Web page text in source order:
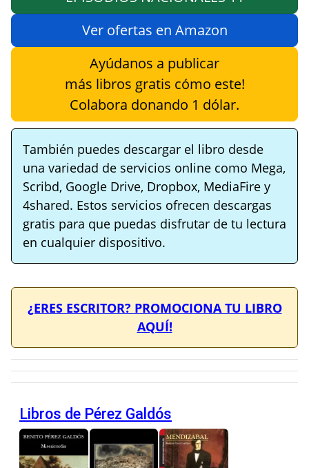
Ver ofertas en Amazon
Ayúdanos a publicar
más libros gratis cómo este!
Colabora donando 1 dólar.
También puedes descargar el libro desde
una variedad de servicios online como Mega,
Scribd, Google Drive, Dropbox, MediaFire y
4shared. Estos servicios ofrecen descargas
gratis para que puedas disfrutar de tu lectura
en cualquier dispositivo.
¿ERES ESCRITOR? PROMOCIONA TU LIBRO
AQUÍ!
Libros de Pérez Galdós